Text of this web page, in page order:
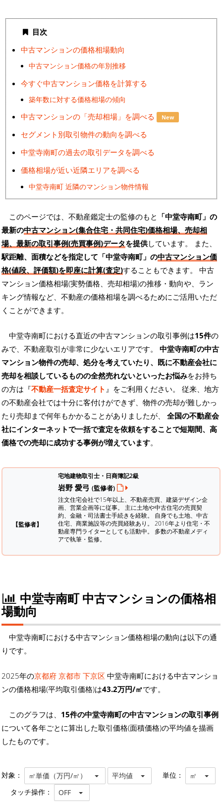
目次
中古マンションの価格相場動向
中古マンション価格の年別推移
今すぐ中古マンション価格を計算する
築年数に対する価格相場の傾向
中古マンションの「売却相場」を調べる New
セグメント別取引物件の動向を調べる
中堂寺南町の過去の取引データを調べる
価格相場が近い近隣エリアを調べる
中堂寺南町 近隣のマンション物件情報
このページでは、不動産鑑定士の監修のもと 「中堂寺南町」の
最新の中古マンション(集合住宅・共同住宅)価格相場、売却相
場、最新の取引事例(売買事例)データを提供しています。 また、
駅距離、面積などを指定して「中堂寺南町」の中古マンション価
格(値段、評価額)を即座に計算(査定)することもできます。 中古
マンション価格相場(実勢価格、売却相場)の推移・動向や、ラン
キング情報など、不動産の価格相場を調べるためにご活用いただ
くことができます。
中堂寺南町における直近の中古マンションの取引事例は15件の
みで、不動産取引が非常に少ないエリアです。 中堂寺南町の中古
マンション物件の売却、処分を考えていたり、既に不動産会社に
売却を相談しているものの全然売れないといったお悩みをお持ち
の方は『不動産一括査定サイト 』をご利用ください。 従来、地方
の不動産会社では十分に客付けができず、物件の売却が難しかっ
たり売却まで何年もかかることがありましたが、 全国の不動産会
社にインターネットで一括で査定を依頼をすることで短期間、高
価格での売却に成功する事例が増えています。
【監修者】
宅地建物取引士・日商簿記2級
岩野 愛弓 (監修者)
注文住宅会社で15年以上、不動産売買、建築デザイン企
画、営業企画等に従事。 主に土地や中古住宅の売買契
約、金融・司法書士手続きを経験。 自身でも土地、中古
住宅、商業施設等の売買経験あり。 2016年より住宅・不
動産専門ライターとしても活動中。 多数の不動産メディ
アで執筆・監修。
中堂寺南町 中古マンションの価格相
場動向
中堂寺南町における中古マンション価格相場の動向は以下の通
りです。
2025年の京都府 京都市 下京区 中堂寺南町における中古マンショ
ンの価格相場(平均取引価格)は43.2万円/㎡です。
このグラフは、 15件の中堂寺南町の中古マンションの取引事例
について各年ごとに算出した取引価格(面積価格)の平均値を描画
したものです。
対象： ㎡単価（万円/㎡） 平均値 単位： ㎡
タッチ操作： OFF